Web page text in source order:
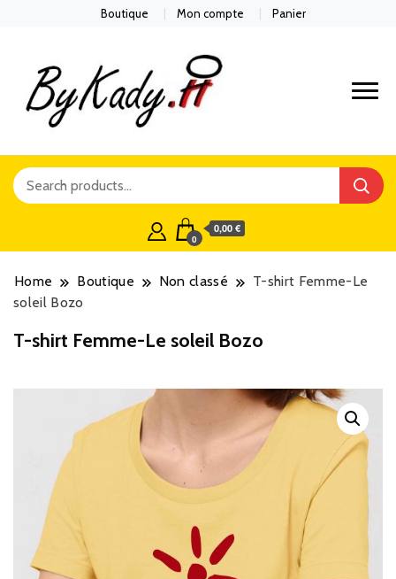
Boutique Mon compte Panier
0
0,00 €
Home Boutique Non classé
T-shirt Femme-Le
soleil Bozo
T-shirt Femme-Le soleil Bozo